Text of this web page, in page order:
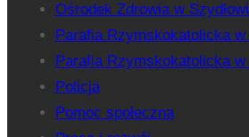
Ośrodek Zdrowia w
Parafia Rzymskokatolicka w
Parafia Rzymskokatolicka w
Policja
Pomoc społeczna